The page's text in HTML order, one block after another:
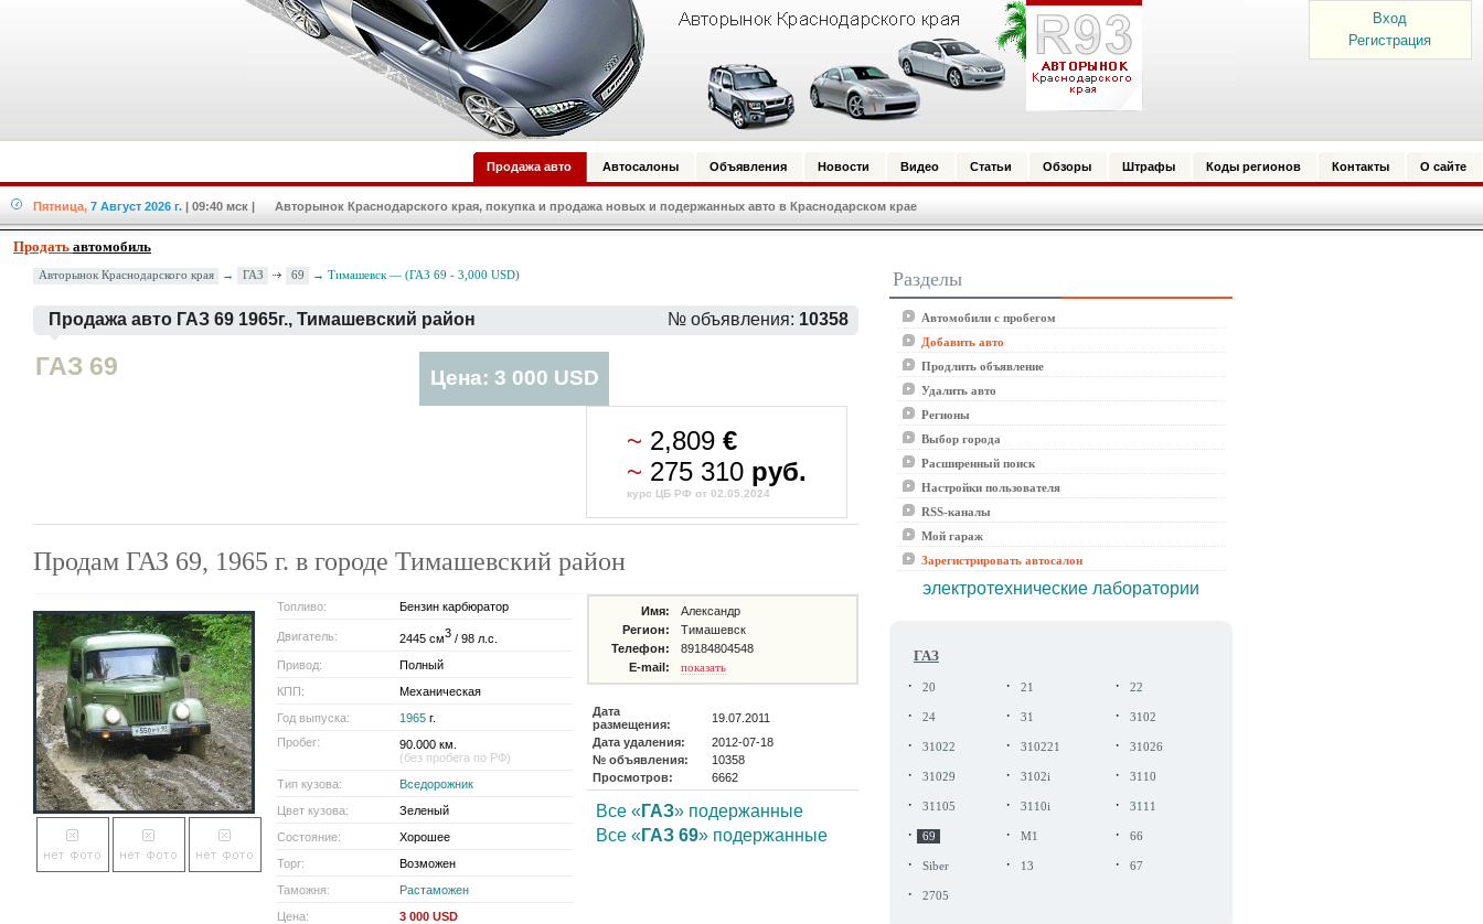
Вход
Регистрация
Продажа авто Автосалоны Объявления Новости Видео Статьи Обзоры Штрафы Коды регионов Контакты О сайте
Пятница, 7 Август 2026 г. | 09:40 мск | Авторынок Краснодарского края, покупка и продажа новых и подержанных авто в Краснодарском крае
Продать автомобиль
Авторынок Краснодарского края → ГАЗ 69 → Тимашевск — (ГАЗ 69 - 3,000 USD)
Продажа авто ГАЗ 69 1965г., Тимашевский район № объявления: 10358
ГАЗ 69 Цена: 3 000 USD
~ 2,809€
~ 275 310 руб.
курс ЦБ РФ от 02.05.2024
Продам ГАЗ 69, 1965 г. в городе Тимашевский район
Топливо: Бензин карбюратор
Двигатель: 2445 см3 / 98 л.с.
Привод:
Полный
КПП:
Механическая
Год выпуска:
1965 г.
Пробег:
90.000 км.
(без пробега по РФ)
Тип кузова:
Вседорожник
Цвет кузова:
Зеленый
Состояние:
Хорошее
Торг:
Возможен
Таможня:
Растаможен
Цена:
3 000 USD
Имя:
Александр
Регион:
Тимашевск
Телефон:
89184804548
E-mail:
показать
Дата
размещения:
19.07.2011
Дата удаления:
2012-07-18
№ объявления:
10358
Просмотров:
6662
Все « ГАЗ» подержанные
Все « ГАЗ 69» подержанные
Разделы
Автомобили с пробегом
Добавить авто
Продлить объявление
Удалить авто
Регионы
Выбор города
Расширенный поиск
Настройки пользователя
RSS-каналы
Мой гараж
Зарегистрировать автосалон
электротехнические лаборатории
ГАЗ
· 20 · 21 · 22
· 24 · 31 · 3102
· 31022 · 310221 · 31026
· 31029 · 3102i · 3110
· 31105 · 3110i · 3111
· 69 · М1 · 66
· Siber · 13 · 67
· 2705